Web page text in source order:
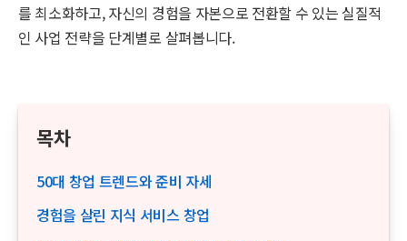
를 최소화하고, 자신의 경험을 자본으로 전환할 수 있는 실질적
인 사업 전략을 단계별로 살펴봅니다.
목차
50대 창업 트렌드와 준비 자세
경험을 살린 지식 서비스 창업